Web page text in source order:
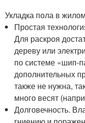
Укладка пола в
Простая
Для раскроя
дереву или
по системе «шип-
дополнительных
также не нужна,
много весят
Долговечность.